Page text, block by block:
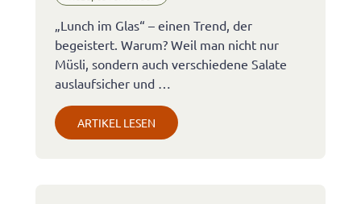
„Lunch im Glas“ – einen Trend, der
begeistert. Warum? Weil man nicht nur
Müsli, sondern auch verschiedene Salate
auslaufsicher und …
ARTIKEL LESEN